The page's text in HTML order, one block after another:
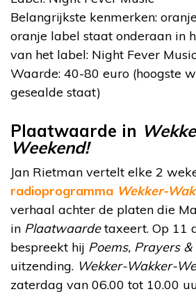
Belangrijkste kenmerken:
oranje label staat onderaan in
van het label: Night Fever
Waarde: 40-80 euro (hoogste
gesealde staat)
Plaatwaarde in
Weekend!
Jan Rietman vertelt elke 2
radioprogramma Wekker-
verhaal achter de platen die
in Plaatwaardetaxeert. Op 11
bespreekt hij Poems, Prayers &
uitzending. Wekker-Wakker-
zaterdag van 06.00 tot 10.00